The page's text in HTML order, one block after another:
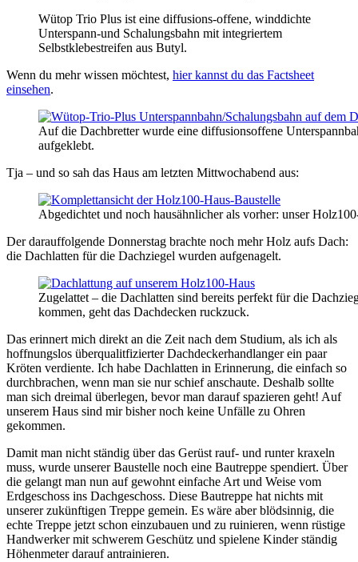
Wütop Trio Plus ist eine diffusions-offene, winddichte
Unterspann-und Schalungsbahn mit integriertem
Selbstklebestreifen aus Butyl.
Wenn du mehr wissen möchtest, hier kannst du das Factsheet
einsehen.
Auf die Dachbretter wurde eine diffusionsoffene
aufgeklebt.
Tja – und so sah das Haus am letzten Mittwochabend aus:
Abgedichtet und noch hausähnlicher als vorher: unser
Der darauffolgende Donnerstag brachte noch mehr Holz aufs Dach:
die Dachlatten für die Dachziegel wurden aufgenagelt.
Zugelattet – die Dachlatten sind bereits perfekt für die
kommen, geht das Dachdecken ruckzuck.
Das erinnert mich direkt an die Zeit nach dem Studium, als ich als
hoffnungslos überqualitfizierter Dachdeckerhandlanger ein paar
Kröten verdiente. Ich habe Dachlatten in Erinnerung, die einfach so
durchbrachen, wenn man sie nur schief anschaute. Deshalb sollte
man sich dreimal überlegen, bevor man darauf spazieren geht! Auf
unserem Haus sind mir bisher noch keine Unfälle zu Ohren
gekommen.
Damit man nicht ständig über das Gerüst rauf- und runter kraxeln
muss, wurde unserer Baustelle noch eine Bautreppe spendiert. Über
die gelangt man nun auf gewohnt einfache Art und Weise vom
Erdgeschoss ins Dachgeschoss. Diese Bautreppe hat nichts mit
unserer zukünftigen Treppe gemein. Es wäre aber blödsinnig, die
echte Treppe jetzt schon einzubauen und zu ruinieren, wenn rüstige
Handwerker mit schwerem Geschütz und spielene Kinder ständig
Höhenmeter darauf antrainieren.